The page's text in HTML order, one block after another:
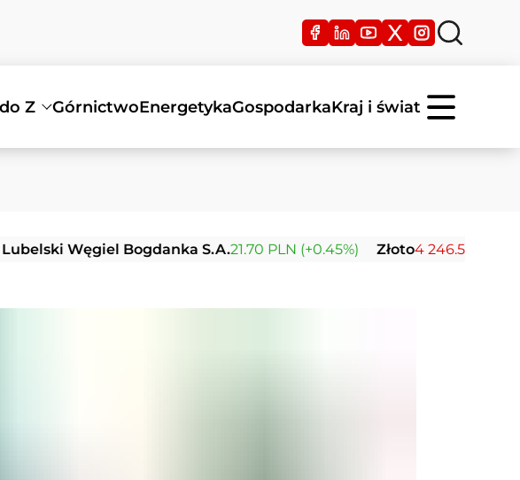
Z GórnictwoEnergetykaGospodarkaKraj i świat
Bogdanka S.A.21.70 PLN (+0.45%) Złoto4 246.57 USD (-1.29%)